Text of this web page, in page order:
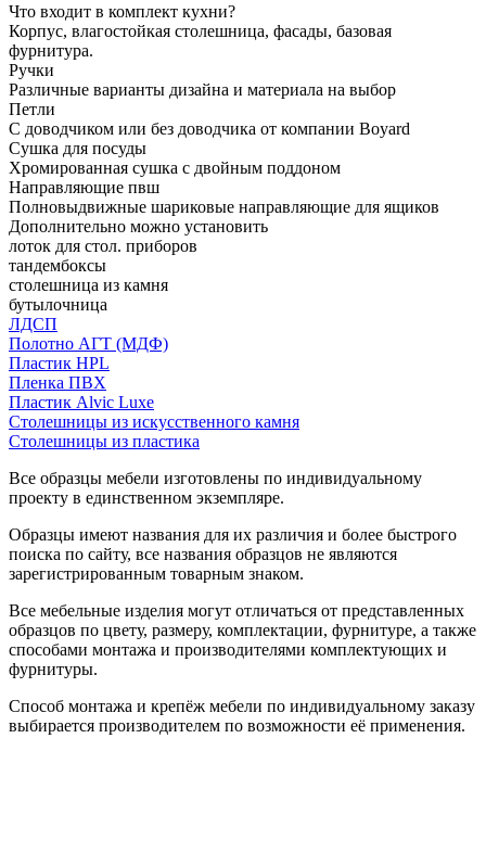
Что входит в комплект кухни?
Корпус, влагостойкая столешница, фасады, базовая
фурнитура.
Ручки
Различные варианты дизайна и материала на выбор
Петли
С доводчиком или без доводчика от компании Boyard
Сушка для посуды
Хромированная сушка с двойным поддоном
Направляющие пвш
Полновыдвижные шариковые направляющие для ящиков
Дополнительно можно установить
лоток для стол. приборов
тандембоксы
столешница из камня
бутылочница
ЛДСП
Полотно АГТ (МДФ)
Пластик HPL
Пленка ПВХ
Пластик Alvic Luxe
Столешницы из искусственного камня
Столешницы из пластика
Все образцы мебели изготовлены по индивидуальному
проекту в единственном экземпляре.
Образцы имеют названия для их различия и более быстрого
поиска по сайту, все названия образцов не являются
зарегистрированным товарным знаком.
Все мебельные изделия могут отличаться от представленных
образцов по цвету, размеру, комплектации, фурнитуре, а также
способами монтажа и производителями комплектующих и
фурнитуры.
Способ монтажа и крепёж мебели по индивидуальному заказу
выбирается производителем по возможности её применения.